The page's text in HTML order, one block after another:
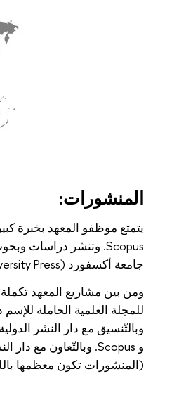
المنشورات:
جامعة أكسفورد (Oxford University Press).
للمجلة العلمية الحاملة
وبالتّنسيق مع دار النشر الدولية
و Scopus. وبالتّعاون مع دار النشر الدولية
(المنشورات تكون معظمها